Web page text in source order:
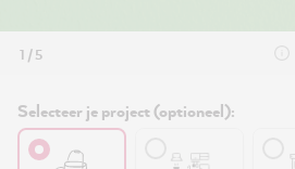
1 / 5
Selecteer je project (optioneel):